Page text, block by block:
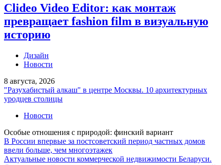
Clideo Video Editor: как монтаж
превращает fashion film в визуальную
историю
Дизайн
Новости
8 августа, 2026
"Разухабистый алкаш" в центре Москвы. 10 архитектурных
уродцев столицы
Новости
Особые отношения с природой: финский вариант
В России впервые за постсоветский период частных домов
ввели больше, чем многоэтажек
Актуальные новости коммерческой недвижимости Беларуси.